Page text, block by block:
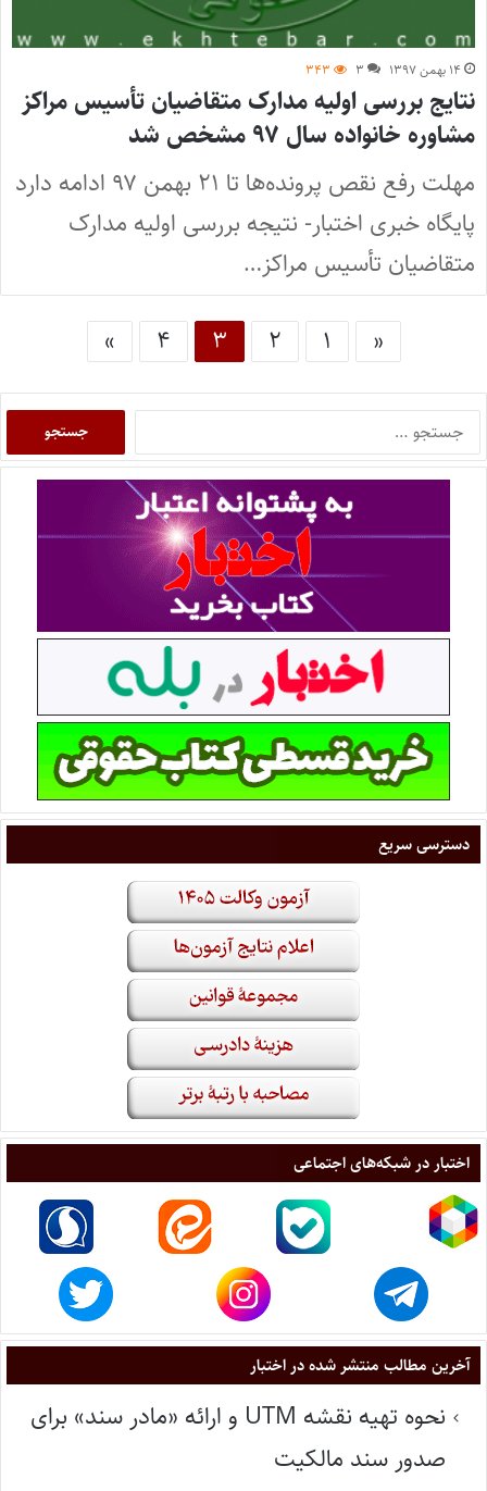
۱۴ بهمن ۱۳۹۷ ۳ ۳۴۳
نتایج بررسی اولیه مدارک متقاضیان تأسیس مراکز
مشاوره خانواده سال ۹۷ مشخص شد
مهلت رفع نقص پرونده‌ها تا ۲۱ بهمن ۹۷ ادامه دارد
پایگاه خبری اختبار- نتیجه بررسی اولیه مدارک
متقاضیان تأسیس مراکز…
« ۱ ۲ ۳ ۴ »
دسترسی سریع
اختبار در شبکه‌های اجتماعی
آخرین مطالب منتشر شده در اختبار
نحوه تهیه نقشه UTM و ارائه «مادر سند» برای
صدور سند مالکیت